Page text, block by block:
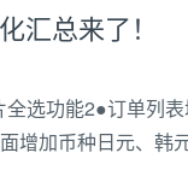
汇总来了！
选功能2●订单列
增加币种日元、韩